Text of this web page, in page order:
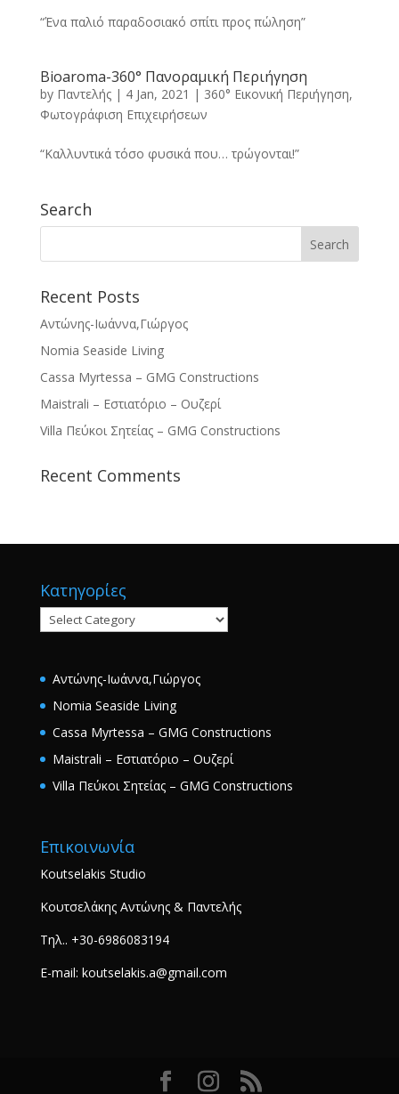
“Ένα παλιό παραδοσιακό σπίτι προς πώληση”
Bioaroma-360° Πανοραμική Περιήγηση
by Παντελής| 4 Jan, 2021 | 360° Εικονική Περιήγηση,
Φωτογράφιση Επιχειρήσεων
“Καλλυντικά τόσο φυσικά που… τρώγονται!”
Search
Recent Posts
Αντώνης-Ιωάννα,Γιώργος
Nomia Seaside Living
Cassa Myrtessa – GMG Constructions
Maistrali – Εστιατόριο – Ουζερί
Villa Πεύκοι Σητείας – GMG Constructions
Recent Comments
Κατηγορίες
Κατηγορίες
Αντώνης-Ιωάννα,Γιώργος
Nomia Seaside Living
Cassa Myrtessa – GMG Constructions
Maistrali – Εστιατόριο – Ουζερί
Villa Πεύκοι Σητείας – GMG Constructions
Επικοινωνία
Koutselakis Studio
Κουτσελάκης Αντώνης & Παντελής
Τηλ.. +30-6986083194
E-mail: koutselakis.a@gmail.com